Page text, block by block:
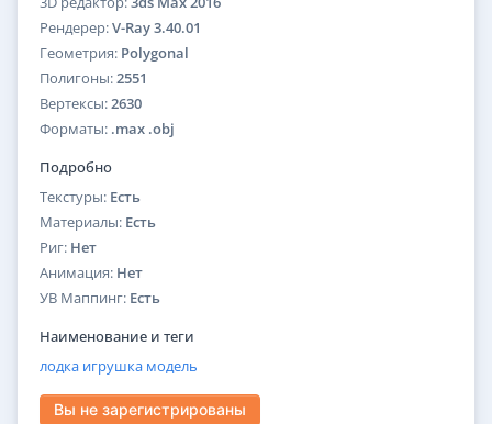
Рендерер:V-Ray 3.40.01
Геометрия: Polygonal
Полигоны:2551
Вертексы:2630
Форматы: .max .obj
Подробно
Текстуры: Есть
Материалы: Есть
Риг: Нет
Анимация: Нет
УВ Маппинг: Есть
Наименование и теги
лодка игрушка модель
Вы не зарегистрированы